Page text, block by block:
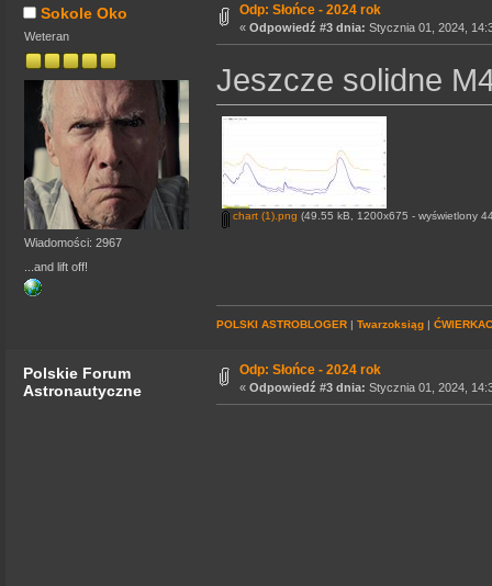
Sokole Oko
Weteran
Wiadomości: 2967
...and lift off!
Odp: Słońce - 2024 rok
« Odpowiedź #3 dnia: Stycznia 01, 2024,
Jeszcze solidne
chart (1).png (49.55 kB, 1200x675 - wyświetlony
POLSKI ASTROBLOGER | Twarzoksiąg |
Polskie Forum
Astronautyczne
Odp: Słońce - 2024 rok
« Odpowiedź #3 dnia: Stycznia 01, 2024,